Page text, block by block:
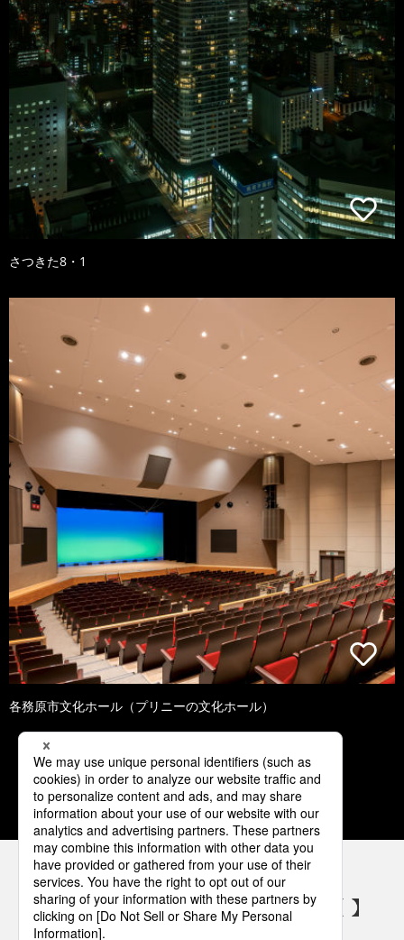
さつきた8・1
各務原市文化ホール（プリニーの文化ホール）
1 2 3 4 5
パナソニックの電気設備 SNSアカウント